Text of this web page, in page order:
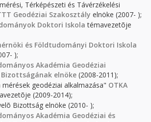
Térképészeti és Távérzékelési
Geodéziai Szakosztály elnöke (2007- );
Doktori Iskola témavezetõje
és Földtudományi Doktori Iskola
);
Akadémia Geodéziai
elnöke (2008-2011);
geodéziai alkalmazása" OTKA
(2009-2014);
Bizottság elnöke (2010- );
Akadémia Geodéziai és